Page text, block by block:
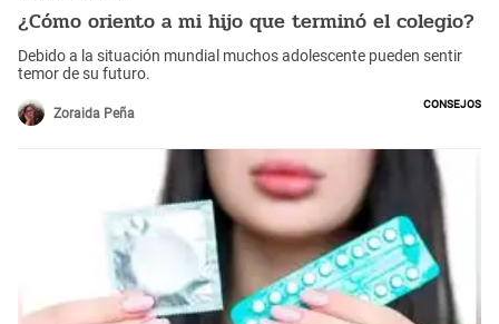
¿Cómo oriento a mi hijo que terminó el colegio?
Debido a la situación mundial muchos adolescente pueden sentir
temor de su futuro.
Zoraida Peña
Consejos